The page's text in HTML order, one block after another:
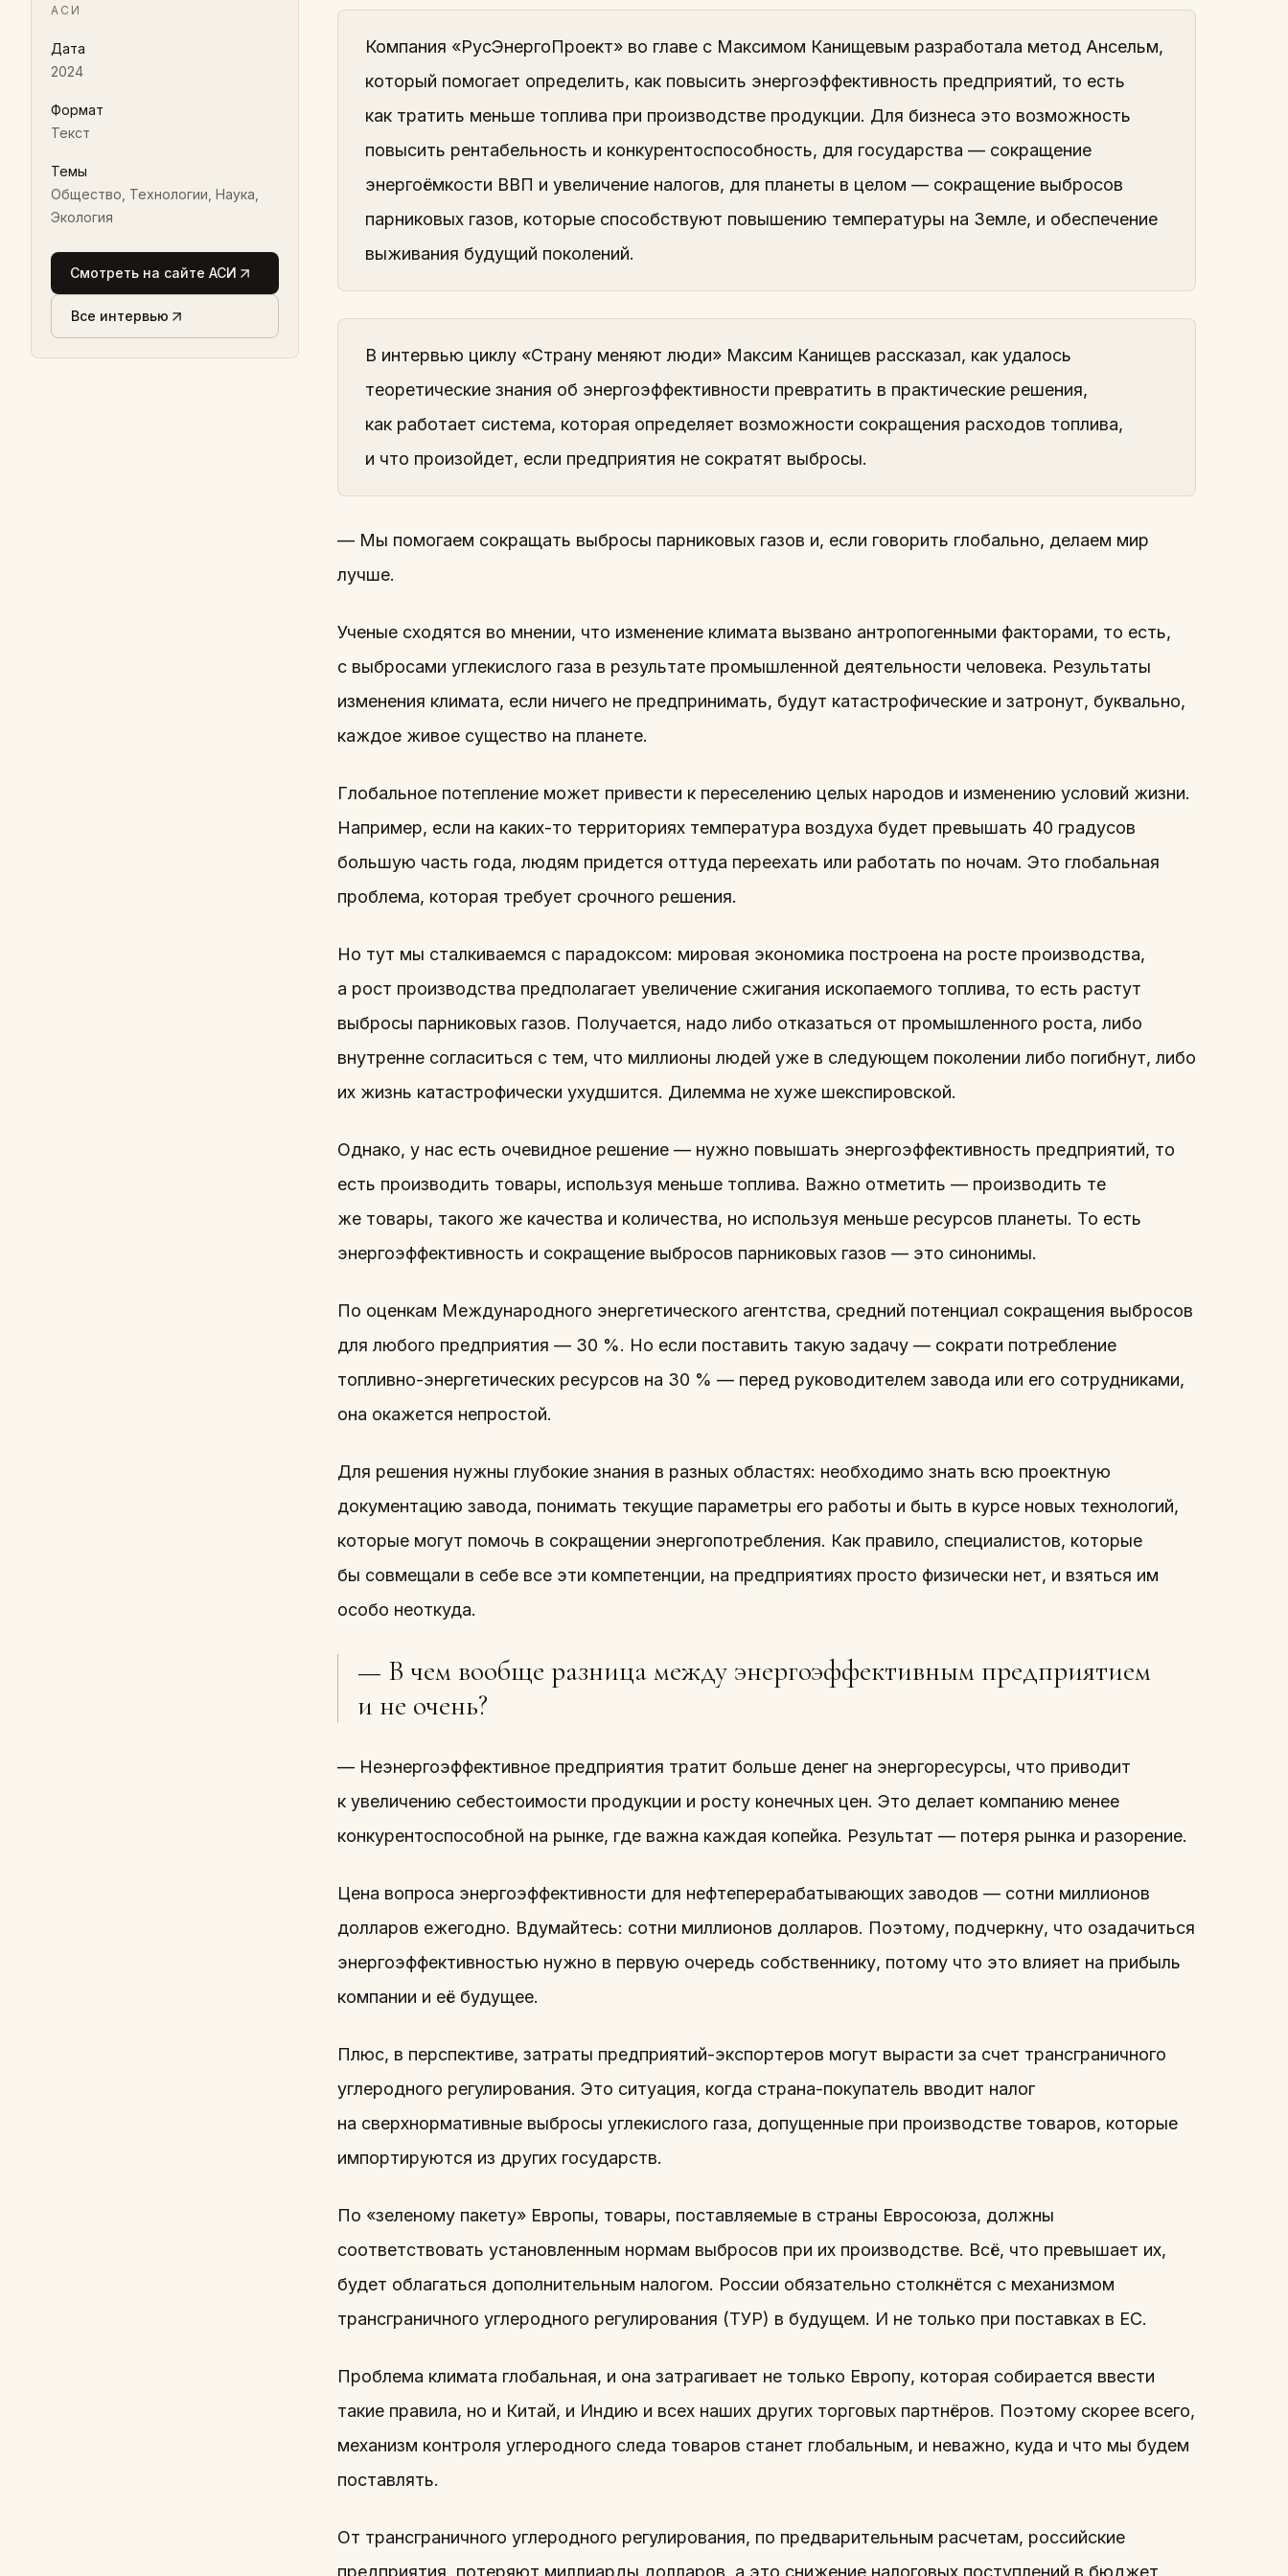
АСИ
Дата
2024
Формат
Текст
Темы
Общество, Технологии, Наука,
Экология
Смотреть на сайте АСИ
Все интервью
Компания «РусЭнергоПроект» во главе с Максимом Канищевым разработала метод Ансельм,
который помогает определить, как повысить энергоэффективность предприятий, то есть
как тратить меньше топлива при производстве продукции. Для бизнеса это возможность
повысить рентабельность и конкурентоспособность, для государства — сокращение
энергоёмкости ВВП и увеличение налогов, для планеты в целом — сокращение выбросов
парниковых газов, которые способствуют повышению температуры на Земле, и обеспечение
выживания будущий поколений.
В интервью циклу «Страну меняют люди» Максим Канищев рассказал, как удалось
теоретические знания об энергоэффективности превратить в практические решения,
как работает система, которая определяет возможности сокращения расходов топлива,
и что произойдет, если предприятия не сократят выбросы.
— Мы помогаем сокращать выбросы парниковых газов и, если говорить глобально, делаем мир
лучше.
Ученые сходятся во мнении, что изменение климата вызвано антропогенными факторами, то есть,
с выбросами углекислого газа в результате промышленной деятельности человека. Результаты
изменения климата, если ничего не предпринимать, будут катастрофические и затронут, буквально,
каждое живое существо на планете.
Глобальное потепление может привести к переселению целых народов и изменению условий жизни.
Например, если на каких-то территориях температура воздуха будет превышать 40 градусов
большую часть года, людям придется оттуда переехать или работать по ночам. Это глобальная
проблема, которая требует срочного решения.
Но тут мы сталкиваемся с парадоксом: мировая экономика построена на росте производства,
а рост производства предполагает увеличение сжигания ископаемого топлива, то есть растут
выбросы парниковых газов. Получается, надо либо отказаться от промышленного роста, либо
внутренне согласиться с тем, что миллионы людей уже в следующем поколении либо погибнут, либо
их жизнь катастрофически ухудшится. Дилемма не хуже шекспировской.
Однако, у нас есть очевидное решение — нужно повышать энергоэффективность предприятий, то
есть производить товары, используя меньше топлива. Важно отметить — производить те
же товары, такого же качества и количества, но используя меньше ресурсов планеты. То есть
энергоэффективность и сокращение выбросов парниковых газов — это синонимы.
По оценкам Международного энергетического агентства, средний потенциал сокращения выбросов
для любого предприятия — 30 %. Но если поставить такую задачу — сократи потребление
топливно-энергетических ресурсов на 30 % — перед руководителем завода или его сотрудниками,
она окажется непростой.
Для решения нужны глубокие знания в разных областях: необходимо знать всю проектную
документацию завода, понимать текущие параметры его работы и быть в курсе новых технологий,
которые могут помочь в сокращении энергопотребления. Как правило, специалистов, которые
бы совмещали в себе все эти компетенции, на предприятиях просто физически нет, и взяться им
особо неоткуда.
— В чем вообще разница между энергоэффективным предприятием
и не очень?
— Неэнергоэффективное предприятия тратит больше денег на энергоресурсы, что приводит
к увеличению себестоимости продукции и росту конечных цен. Это делает компанию менее
конкурентоспособной на рынке, где важна каждая копейка. Результат — потеря рынка и разорение.
Цена вопроса энергоэффективности для нефтеперерабатывающих заводов — сотни миллионов
долларов ежегодно. Вдумайтесь: сотни миллионов долларов. Поэтому, подчеркну, что озадачиться
энергоэффективностью нужно в первую очередь собственнику, потому что это влияет на прибыль
компании и её будущее.
Плюс, в перспективе, затраты предприятий-экспортеров могут вырасти за счет трансграничного
углеродного регулирования. Это ситуация, когда страна-покупатель вводит налог
на сверхнормативные выбросы углекислого газа, допущенные при производстве товаров, которые
импортируются из других государств.
По «зеленому пакету» Европы, товары, поставляемые в страны Евросоюза, должны
соответствовать установленным нормам выбросов при их производстве. Всё, что превышает их,
будет облагаться дополнительным налогом. России обязательно столкнётся с механизмом
трансграничного углеродного регулирования (ТУР) в будущем. И не только при поставках в ЕС.
Проблема климата глобальная, и она затрагивает не только Европу, которая собирается ввести
такие правила, но и Китай, и Индию и всех наших других торговых партнёров. Поэтому скорее всего,
механизм контроля углеродного следа товаров станет глобальным, и неважно, куда и что мы будем
поставлять.
От трансграничного углеродного регулирования, по предварительным расчетам, российские
предприятия, потеряют миллиарды долларов, а это снижение налоговых поступлений в бюджет,